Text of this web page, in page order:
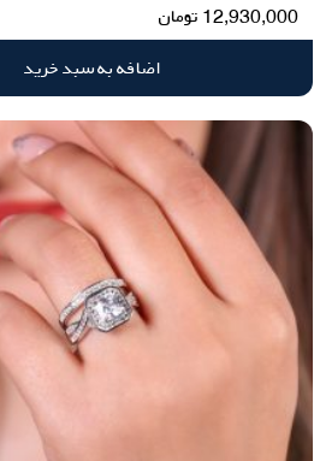
12,930,000 تومان
اضافه به سبد خرید